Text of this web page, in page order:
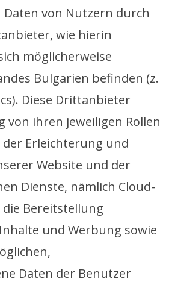
von Nutzern durch
wie hierin
möglicherweise
Bulgarien befinden (z.
Diese Drittanbieter
von ihren jeweiligen Rollen
der Erleichterung und
Website und der
Dienste, nämlich Cloud-
Bereitstellung
und Werbung sowie
Daten der Benutzer